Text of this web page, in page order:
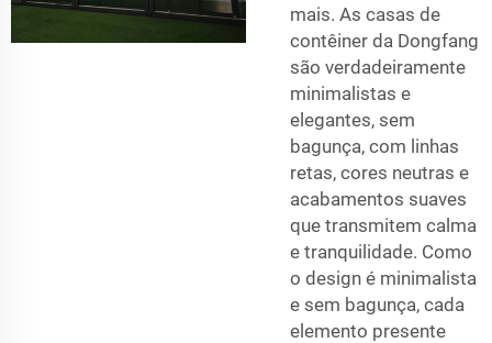
mais. As casas de
contêiner da Dongfang
são verdadeiramente
minimalistas e
elegantes, sem
bagunça, com linhas
retas, cores neutras e
acabamentos suaves
que transmitem calma
e tranquilidade. Como
o design é minimalista
e sem bagunça, cada
elemento presente